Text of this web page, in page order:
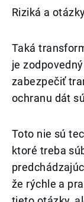
Riziká a
Taká
je
zabezpečiť
ochranu dát
Toto nie sú
ktoré treba
že rýchle a